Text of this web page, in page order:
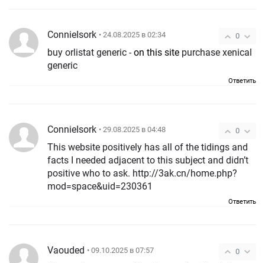
0
ConnieIsork • 24.08.2025 в 02:34
buy orlistat generic -on this site purchase xenical
generic
Ответить
0
ConnieIsork • 29.08.2025 в 04:48
This website positively has all of the tidings and
facts I needed adjacent to this subject and didn’t
positive who to ask. http://3ak.cn/home.php?
mod=space&uid=230361
Ответить
0
Vaouded • 09.10.2025 в 07:57